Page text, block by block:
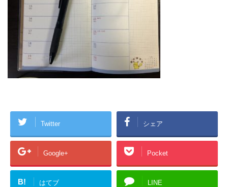
Twitter シェア
Google+ Pocket
B! はてブ LINE